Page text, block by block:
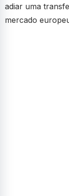
adiar uma
mercado